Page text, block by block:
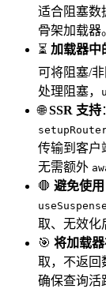
适合阻塞数
骨架加载器
⏳ 加载器中
可将阻塞/非
处理阻塞，
🌐SSR 支持
传输到客户
无需额外
🛑 避免使用
取、无效化
🎯 将加载
取，不返回
确保查询活